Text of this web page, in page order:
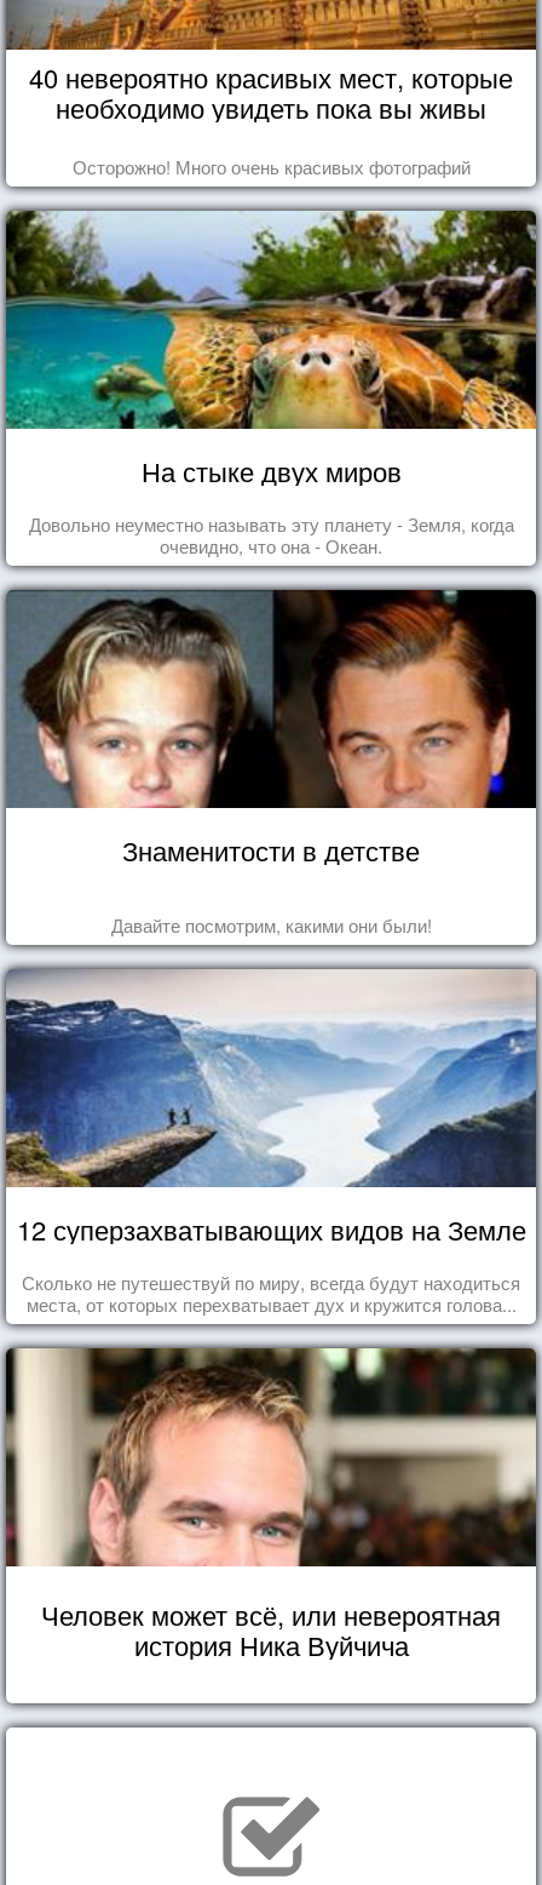
40 невероятно красивых мест, которые
необходимо увидеть пока вы живы
Осторожно! Много очень красивых фотографий
На стыке двух миров
Довольно неуместно называть эту планету - Земля, когда
очевидно, что она - Океан.
Знаменитости в детстве
Давайте посмотрим, какими они были!
12 суперзахватывающих видов на Земле
Сколько не путешествуй по миру, всегда будут находиться
места, от которых перехватывает дух и кружится голова...
Человек может всё, или невероятная
история Ника Вуйчича